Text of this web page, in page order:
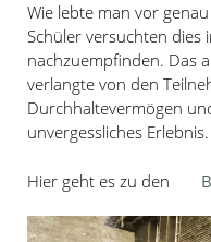
Wie lebte man vor
Schüler versuchten dies
nachzuempfinden. Das
verlangte von den
Durchhaltevermögen
unvergessliches Erlebnis.
Hier geht es zu den